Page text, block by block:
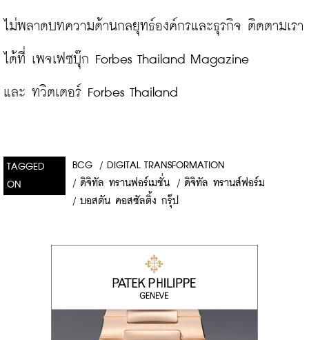
ไม่พลาดบทความด้านกลยุทธ์องค์กรและธุรกิจ ติดตามเรา
ได้ที่ เพจเฟซบุ๊ก Forbes Thailand Magazine
และ ทวิตเตอร์ Forbes Thailand
TAGGED
ON
BCG / DIGITAL TRANSFORMATION
/ ดิจิทัล ทรานฟอร์เมชั่น / ดิจิทัล ทรานส์ฟอร์ม
/ บอสตัน คอสซัลติ้ง กรุ๊ป